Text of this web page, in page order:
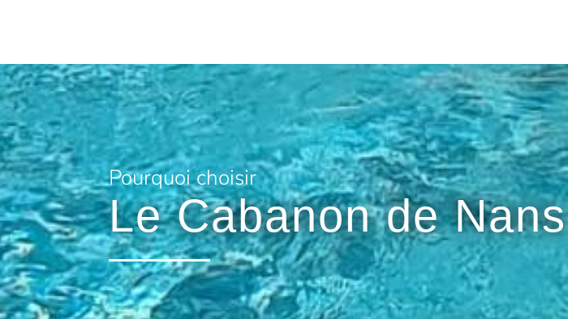
Pourquoi choisir
Le Cabanon de Nans